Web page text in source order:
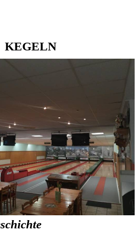
KEGELN